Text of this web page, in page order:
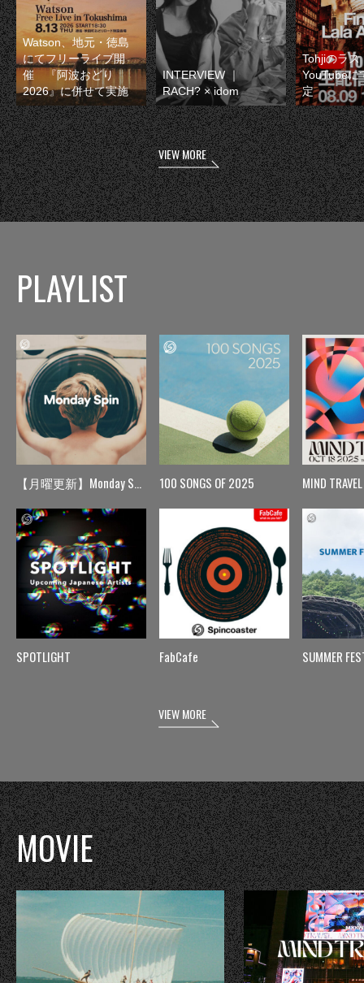
Watson、地元・徳島
にてフリーライブ開
催 『阿波おどり
2026』に併せて実施
INTERVIEW ｜
RACH? × idom
Tohjiのラス
YouTubeに
定
VIEW MORE
PLAYLIST
【月曜更新】Monday Spin
SPOTLIGHT
100 SONGS OF 2025
FabCafe
MIND TRAVEL
SUMMER
VIEW MORE
MOVIE